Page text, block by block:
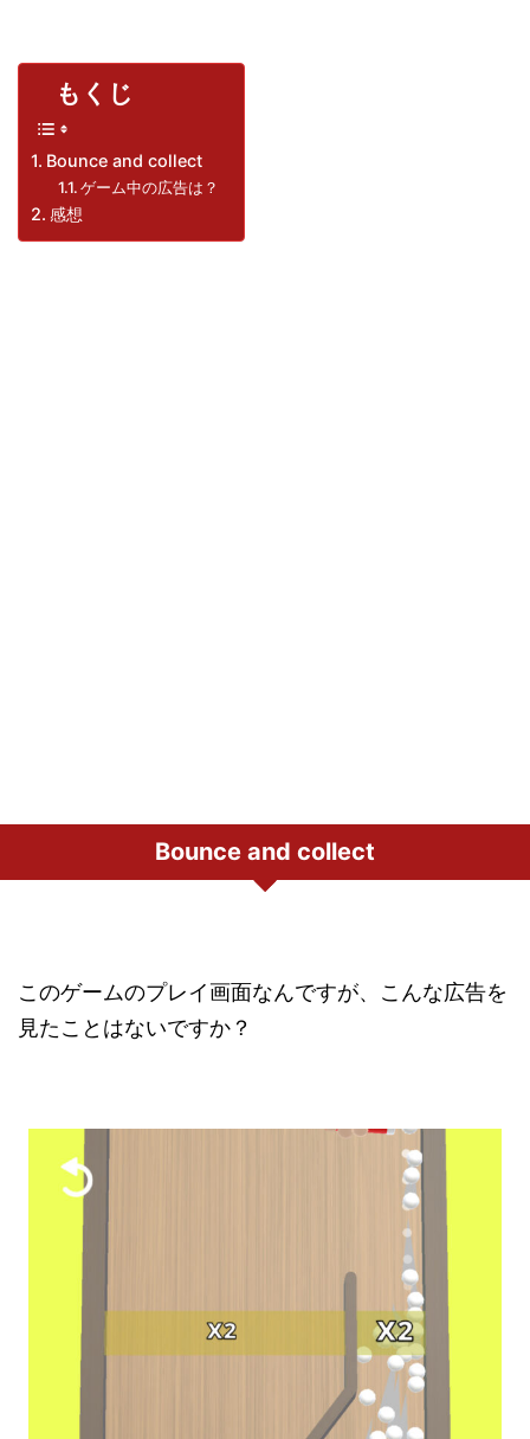
もくじ
Bounce and collect
ゲーム中の広告は？
感想
Bounce and collect
このゲームのプレイ画面なんですが、こんな広告を
見たことはないですか？